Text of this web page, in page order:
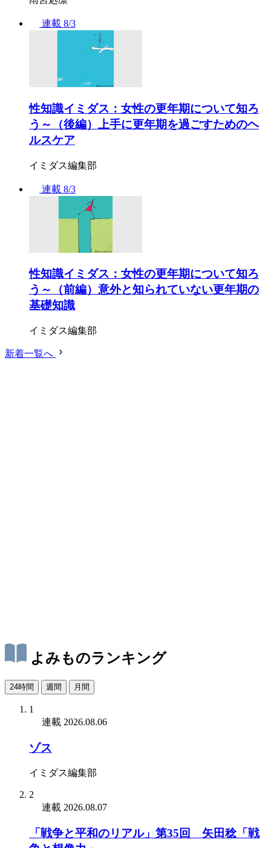
連載 8/3
性知識イミダス：女性の更年期について知ろ
う～（後編）上手に更年期を過ごすためのヘ
ルスケア
イミダス編集部
連載 8/3
性知識イミダス：女性の更年期について知ろ
う～（前編）意外と知られていない更年期の
基礎知識
イミダス編集部
新着一覧へ
よみものランキング
24時間 週間 月間
1
連載 2026.08.06
ゾス
イミダス編集部
2
連載 2026.08.07
「戦争と平和のリアル」第35回 矢田稔「戦